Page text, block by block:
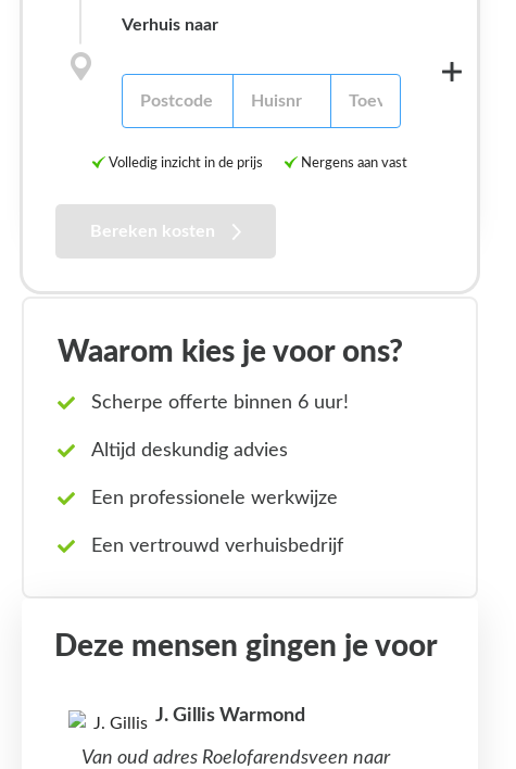
Verhuis naar
Volledig inzicht in de prijs Nergens aan vast
Bereken kosten
Waarom kies je voor ons?
Scherpe offerte binnen 6 uur!
Altijd deskundig advies
Een professionele werkwijze
Een vertrouwd verhuisbedrijf
Deze mensen gingen je voor
J. Gillis Warmond
Van oud adres Roelofarendsveen naar